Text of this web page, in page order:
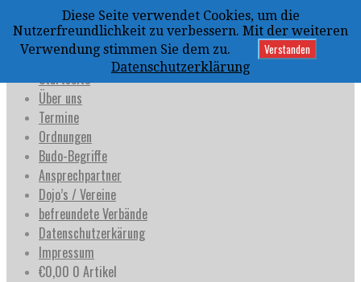
Inhalt
springen
uijja
Deutschland e.V.
Startseite
Über uns
Termine
Ordnungen
Budo-Begriffe
Ansprechpartner
Dojo’s / Vereine
befreundete Verbände
Datenschutzerkärung
Impressum
€0,00 0 Artikel
Diese Seite verwendet Cookies, um die
Nutzerfreundlichkeit zu verbessern. Mit der weiteren
Verwendung stimmen Sie dem zu.
Verstanden
Datenschutzerklärung